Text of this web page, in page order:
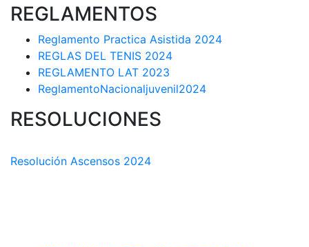
REGLAMENTOS
Reglamento Practica Asistida 2024
REGLAS DEL TENIS 2024
REGLAMENTO LAT 2023
ReglamentoNacionaljuvenil2024
RESOLUCIONES
Resolución Ascensos 2024